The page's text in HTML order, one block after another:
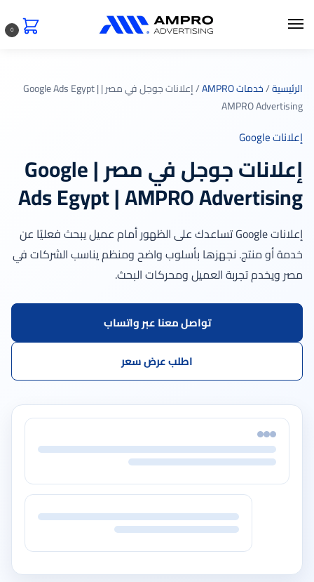
0
الرئيسية/خدمات AMPRO
/ إعلانات جوجل في مصر | Google Ads Egypt |
AMPRO Advertising
إعلانات Google
إعلانات جوجل في مصر | Google
Ads Egypt | AMPRO Advertising
إعلانات Google تساعدك على الظهور أمام عميل يبحث فعليًا عن
خدمة أو منتج. نجهزها بأسلوب واضح ومنظم يناسب الشركات في
مصر ويخدم تجربة العميل ومحركات البحث.
تواصل معنا عبر واتساب
اطلب عرض سعر